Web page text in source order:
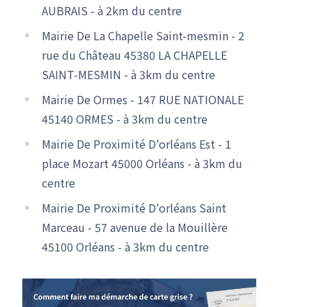
AUBRAIS - à 2km du centre
Mairie De La Chapelle Saint-mesmin - 2
rue du Château 45380 LA CHAPELLE
SAINT-MESMIN - à 3km du centre
Mairie De Ormes - 147 RUE NATIONALE
45140 ORMES - à 3km du centre
Mairie De Proximité D'orléans Est - 1
place Mozart 45000 Orléans - à 3km du
centre
Mairie De Proximité D'orléans Saint
Marceau - 57 avenue de la Mouillère
45100 Orléans - à 3km du centre